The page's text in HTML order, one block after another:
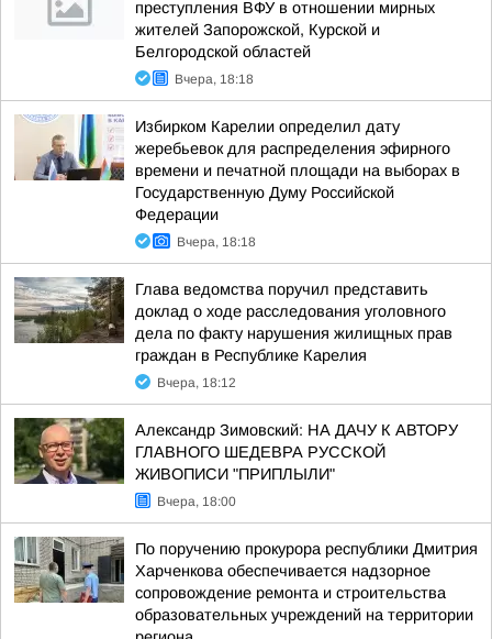
преступления ВФУ в отношении мирных
жителей Запорожской, Курской и
Белгородской областей
Вчера, 18:18
Избирком Карелии определил дату
жеребьевок для распределения эфирного
времени и печатной площади на выборах в
Государственную Думу Российской
Федерации
Вчера, 18:18
Глава ведомства поручил представить
доклад о ходе расследования уголовного
дела по факту нарушения жилищных прав
граждан в Республике Карелия
Вчера, 18:12
Александр Зимовский: НА ДАЧУ К АВТОРУ
ГЛАВНОГО ШЕДЕВРА РУССКОЙ
ЖИВОПИСИ "ПРИПЛЫЛИ"
Вчера, 18:00
По поручению прокурора республики Дмитрия
Харченкова обеспечивается надзорное
сопровождение ремонта и строительства
образовательных учреждений на территории